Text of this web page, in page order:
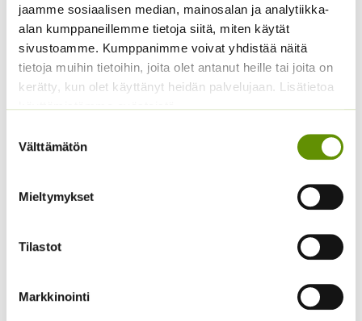
jaamme sosiaalisen median, mainosalan ja analytiikka-
alan kumppaneillemme tietoja siitä, miten käytät
sivustoamme. Kumppanimme voivat yhdistää näitä
tietoja muihin tietoihin, joita olet antanut heille tai joita on
kerätty, kun olet käyttänyt heidän palvelujaan. Lisätietoa
käyttämistämme evästeistä
valinta
Välttämätön
Mieltymykset
Tilastot
Markkinointi
4,90€ Sisältää arvonlisäveron 4,20€
Alkuperäinen
hinta
oli:
4,20 €.
3,20 €Nykyinen
on:
3,20 €.
Sisältää
Presto sekoitus
Jänönhäntä ’Bunny